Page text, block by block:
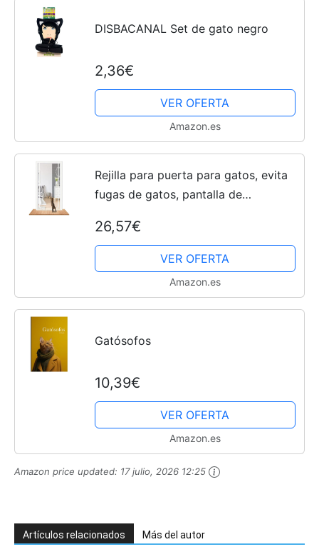
DISBACANAL Set de gato negro
2,36€
VER OFERTA
Amazon.es
Rejilla para puerta para gatos, evita
fugas de gatos, pantalla de
nuevos gatos, red de puerta para el
verano (tamaño de...
26,57€
VER OFERTA
Amazon.es
Gatósofos
10,39€
VER OFERTA
Amazon.es
Amazon price updated: 17 julio, 2026 12:25
Artículos relacionados Más del autor